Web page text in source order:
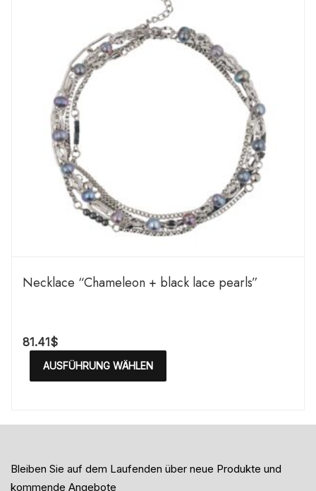
Necklace “Chameleon + black lace pearls”
81.41$
AUSFÜHRUNG WÄHLEN
Bleiben Sie auf dem Laufenden über neue Produkte und
kommende Angebote